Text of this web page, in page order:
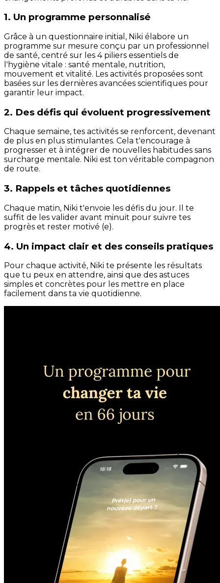
1. Un programme personnalisé
Grâce à un questionnaire initial, Niki élabore un
programme sur mesure conçu par un professionnel
de santé, centré sur les 4 piliers essentiels de
l'hygiène vitale : santé mentale, nutrition,
mouvement et vitalité. Les activités proposées sont
basées sur les dernières avancées scientifiques pour
garantir leur impact.
2. Des défis qui évoluent progressivement
Chaque semaine, tes activités se renforcent, devenant
de plus en plus stimulantes. Cela t'encourage à
progresser et à intégrer de nouvelles habitudes sans
surcharge mentale. Niki est ton véritable compagnon
de route.
3. Rappels et tâches quotidiennes
Chaque matin, Niki t'envoie les défis du jour. Il te
suffit de les valider avant minuit pour suivre tes
progrès et rester motivé (e).
4. Un impact clair et des conseils pratiques
Pour chaque activité, Niki te présente les résultats
que tu peux en attendre, ainsi que des astuces
simples et concrètes pour les mettre en place
facilement dans ta vie quotidienne.